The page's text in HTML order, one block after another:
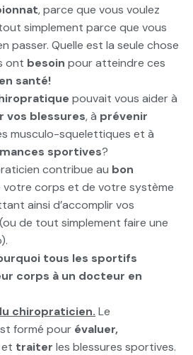
, parce que vous voulez
simplement parce que vous
passer. Quelle est la seule chose
ont besoin pour atteindre ces
santé!
pouvait vous aider à
vos blessures, à prévenir
musculo-squelettiques et à
sportives?
contribue au bon
votre corps et de votre système
ainsi d’accomplir vos
de tout simplement faire une
tous les sportifs
corps à un docteur en
chiropraticien. Le
formé pour évaluer,
et traiter les blessures sportives.